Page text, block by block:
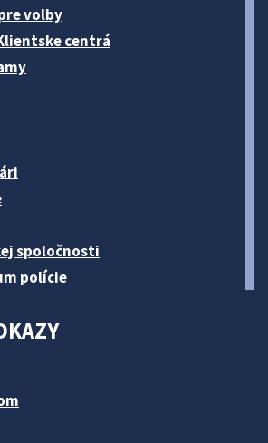
volby
centrá
spoločnosti
polície